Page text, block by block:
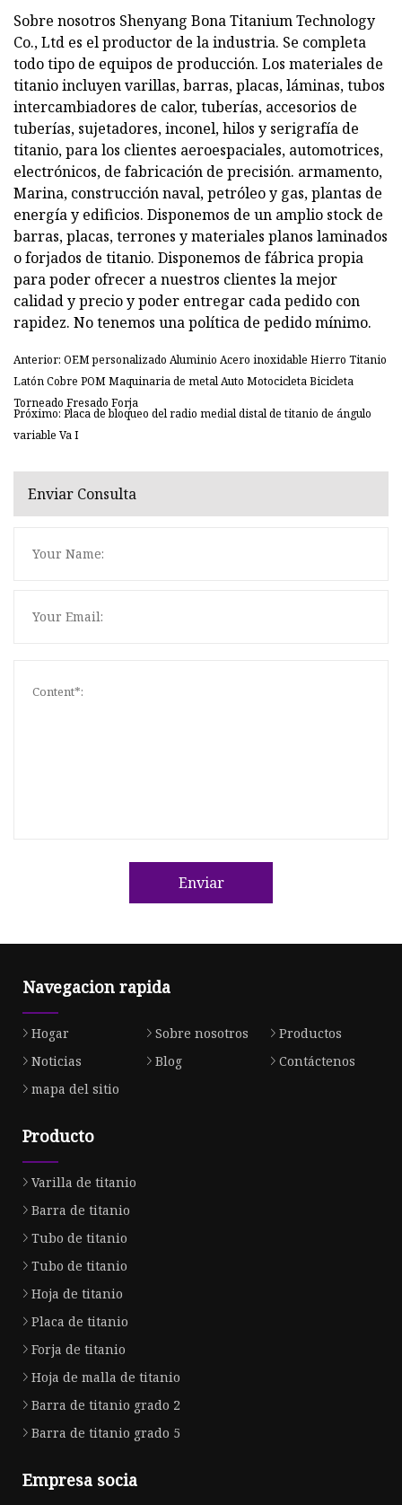
Sobre nosotros Shenyang Bona Titanium Technology
Co., Ltd es el productor de la industria. Se completa
todo tipo de equipos de producción. Los materiales de
titanio incluyen varillas, barras, placas, láminas, tubos
intercambiadores de calor, tuberías, accesorios de
tuberías, sujetadores, inconel, hilos y serigrafía de
titanio, para los clientes aeroespaciales, automotrices,
electrónicos, de fabricación de precisión. armamento,
Marina, construcción naval, petróleo y gas, plantas de
energía y edificios. Disponemos de un amplio stock de
barras, placas, terrones y materiales planos laminados
o forjados de titanio. Disponemos de fábrica propia
para poder ofrecer a nuestros clientes la mejor
calidad y precio y poder entregar cada pedido con
rapidez. No tenemos una política de pedido mínimo.
Anterior: OEM personalizado Aluminio Acero inoxidable Hierro Titanio
Latón Cobre POM Maquinaria de metal Auto Motocicleta Bicicleta
Torneado Fresado Forja
Próximo: Placa de bloqueo del radio medial distal de titanio de ángulo
variable Va I
Enviar Consulta
Enviar
Navegacion rapida
Hogar Sobre nosotros
Productos
Noticias
Blog
Contáctenos
mapa del sitio
Producto
Varilla de titanio
Barra de titanio
Tubo de titanio
Tubo de titanio
Hoja de titanio
Placa de titanio
Forja de titanio
Hoja de malla de titanio
Barra de titanio grado 2
Barra de titanio grado 5
Empresa socia